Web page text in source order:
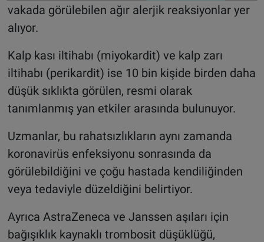
vakada görülebilen ağır alerjik reaksiyonlar yer
alıyor.
Kalp kası iltihabı (miyokardit) ve kalp zarı
iltihabı (perikardit) ise 10 bin kişide birden daha
düşük sıklıkta görülen, resmi olarak
tanımlanmış yan etkiler arasında bulunuyor.
Uzmanlar, bu rahatsızlıkların aynı zamanda
koronavirüs enfeksiyonu sonrasında da
görülebildiğini ve çoğu hastada kendiliğinden
veya tedaviyle düzeldiğini belirtiyor.
Ayrıca AstraZeneca ve Janssen aşıları için
bağışıklık kaynaklı trombosit düşüklüğü,